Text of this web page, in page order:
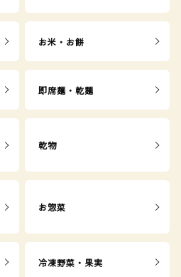
お米・お餅
即席麺・乾麺
乾物
お惣菜
冷凍野菜・果実